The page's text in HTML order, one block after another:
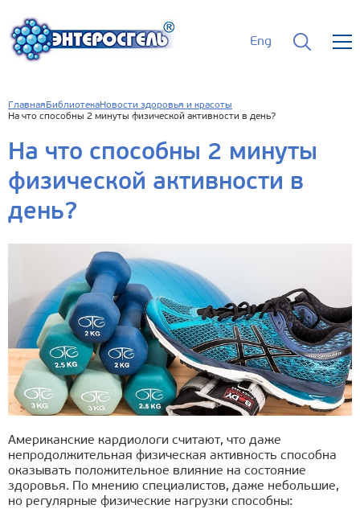
Eng
Главная БиблиотекаНовости здоровья и красоты
На что способны 2 минуты физической активности в день?
На что способны 2 минуты
физической активности в
день?
Американские кардиологи считают, что даже
непродолжительная физическая активность способна
оказывать положительное влияние на состояние
здоровья. По мнению специалистов, даже небольшие,
но регулярные физические нагрузки способны: